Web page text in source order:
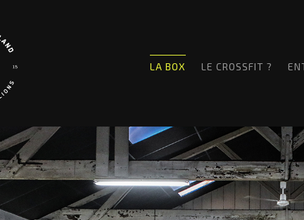
LA BOX LE CROSSFIT ?